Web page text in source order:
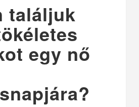
találjuk
egy nő